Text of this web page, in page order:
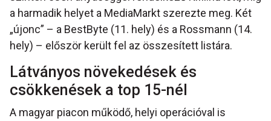
a harmadik helyet a MediaMarkt szerezte meg. Két
„újonc” – a BestByte (11. hely) és a Rossmann (14.
hely) – először került fel az összesített listára.
Látványos növekedések és
csökkenések a top 15-nél
A magyar piacon működő, helyi operációval is